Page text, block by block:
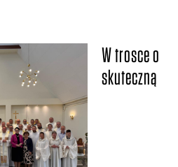
W trosce o
skuteczną